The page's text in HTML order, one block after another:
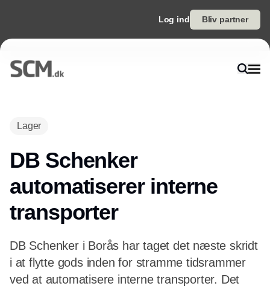
Log ind Bliv partner
Lager
DB Schenker
automatiserer interne
transporter
DB Schenker i Borås har taget det næste skridt
i at flytte gods inden for stramme tidsrammer
ved at automatisere interne transporter. Det